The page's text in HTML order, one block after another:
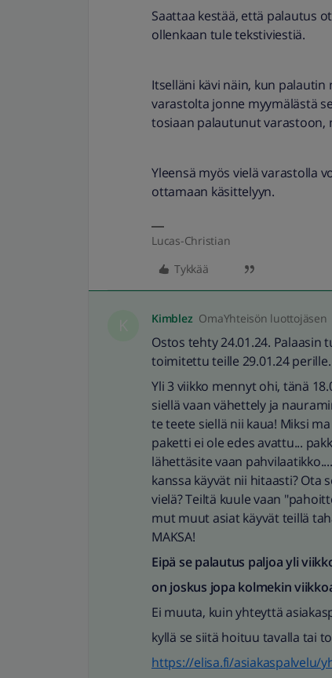
Saattaa kestää, että palautus
ollenkaan tule tekstiviestiä.
Itselläni kävi näin, kun
varastolta jonne myymälästä
tosiaan palautunut varastoon,
Yleensä myös vielä varastolla
ottamaan käsittelyyn.
Lucas-Christian
Tykkää
Kimblez OmaYhteisön luottojäsen
Ostos tehty 24.01.24.
toimitettu teille 29.01.24 perille.
Yli 3 viikko mennyt ohi, tänä
siellä vaan vähettely ja
te teete siellä nii kaua! Miksi
paketti ei ole edes avattu...
lähettäsite vaan
kanssa käyvät nii hitaasti? Ota
vielä? Teiltä kuule vaan
mut muut asiat käyvät teillä
MAKSA!
Eipä se palautus paljoa yli
on joskus jopa kolmekin
Ei muuta, kuin yhteyttä
kyllä se siitä hoituu tavalla tai
https://elisa.fi/asiakaspalvelu/